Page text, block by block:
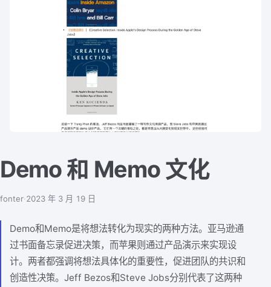
Demo 和 Memo 文化
fonter·2023 年 3 月 19 日
Demo和Memo是将想法转化为现实的两种方法。亚马逊通
过书面备忘录促进决策，而苹果则通过产品演示来实现设
计。两者都强调将想法具体化的重要性，促进团队的共识和
创造性决策。Jeff Bezos和Steve Jobs分别代表了这两种